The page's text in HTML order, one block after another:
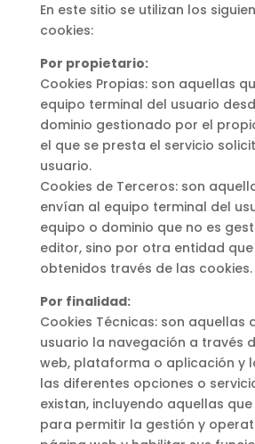
En este sitio se utilizan los
cookies:
Por propietario:
Cookies Propias: son aquellas
equipo terminal del usuario
dominio gestionado por el
el que se presta el servicio
usuario.
Cookies de Terceros: son
envían al equipo terminal del
equipo o dominio que no es
editor, sino por otra entidad
obtenidos través de las cookies.
Por finalidad:
Cookies Técnicas: son aquellas
usuario la navegación a través
web, plataforma o aplicación y
las diferentes opciones o
existan, incluyendo aquellas
para permitir la gestión y